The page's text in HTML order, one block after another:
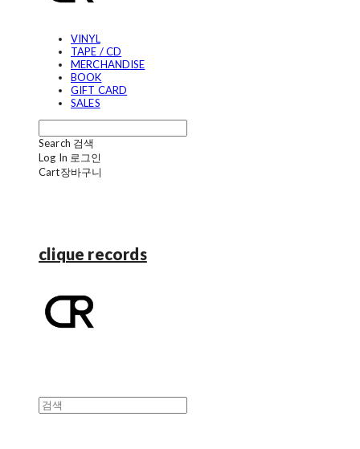
VINYL
TAPE / CD
MERCHANDISE
BOOK
GIFT CARD
SALES
Search 검색
Log In 로그인
Cart장바구니
clique records